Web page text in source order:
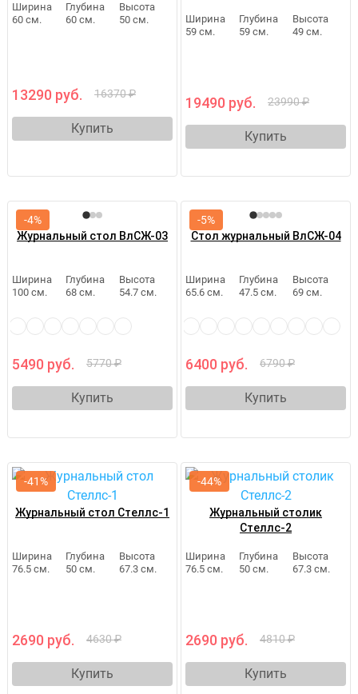
Ширина
60 см.
Глубина
60 см.
Высота
50 см.
13290 руб. 16370 ₽
Купить
Ширина
59 см.
Глубина
59 см.
Высота
49 см.
19490 руб. 23990 ₽
Купить
Журнальный стол ВлСЖ-03
Ширина
100 см.
Глубина
68 см.
Высота
54.7 см.
5490 руб. 5770 ₽
Купить
-4%
Стол журнальный ВлСЖ-04
Ширина
65.6 см.
Глубина
47.5 см.
Высота
69 см.
6400 руб. 6790 ₽
Купить
-5%
Журнальный стол Стеллс-1
Ширина
76.5 см.
Глубина
50 см.
Высота
67.3 см.
2690 руб. 4630 ₽
Купить
-41%
Журнальный столик
Стеллс-2
Ширина
76.5 см.
Глубина
50 см.
Высота
67.3 см.
2690 руб. 4810 ₽
Купить
-44%